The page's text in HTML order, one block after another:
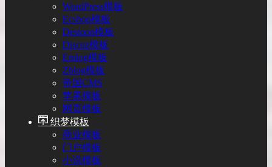
WordPress模板
Ecshop模板
Destoon模板
Discuz模板
Emlog模板
Zblog模板
帝国CMS
苹果模板
网页模板
织梦模板
商业模板
门户模板
小说模板